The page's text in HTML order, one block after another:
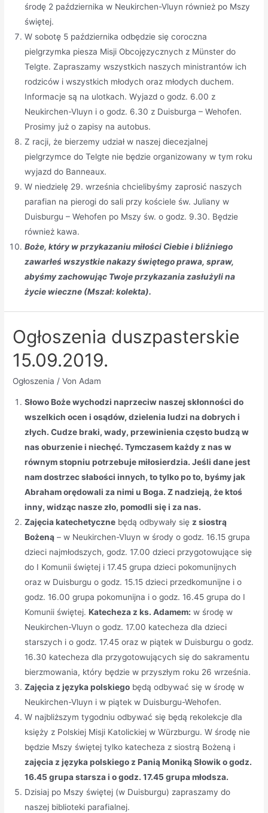
środę 2 października w Neukirchen-Vluyn również po Mszy
świętej.
W sobotę 5 października odbędzie się coroczna
pielgrzymka piesza Misji Obcojęzycznych z Münster do
Telgte. Zapraszamy wszystkich naszych ministrantów ich
rodziców i wszystkich młodych oraz młodych duchem.
Informacje są na ulotkach. Wyjazd o godz. 6.00 z
Neukirchen-Vluyn i o godz. 6.30 z Duisburga – Wehofen.
Prosimy już o zapisy na autobus.
Z racji, że bierzemy udział w naszej diecezjalnej
pielgrzymce do Telgte nie będzie organizowany w tym roku
wyjazd do Banneaux.
W niedzielę 29. września chcielibyśmy zaprosić naszych
parafian na pierogi do sali przy kościele św. Juliany w
Duisburgu – Wehofen po Mszy św. o godz. 9.30. Będzie
również kawa.
Boże, który w przykazaniu miłości Ciebie i bliźniego
zawarłeś wszystkie nakazy świętego prawa, spraw,
abyśmy zachowując Twoje przykazania zasłużyli na
życie wieczne (Mszał: kolekta).
Ogłoszenia duszpasterskie
15.09.2019.
Ogłoszenia / Von Adam
Słowo Boże wychodzi naprzeciw naszej skłonności do
wszelkich ocen i osądów, dzielenia ludzi na dobrych i
złych. Cudze braki, wady, przewinienia często budzą w
nas oburzenie i niechęć. Tymczasem każdy z nas w
równym stopniu potrzebuje miłosierdzia. Jeśli dane jest
nam dostrzec słabości innych, to tylko po to, byśmy jak
Abraham orędowali za nimi u Boga. Z nadzieją, że ktoś
inny, widząc nasze zło, pomodli się i za nas.
Zajęcia katechetyczne będą odbywały sięz siostrą
Bożeną – w Neukirchen-Vluyn w środy o godz. 16.15 grupa
dzieci najmłodszych, godz. 17.00 dzieci przygotowujące się
do I Komunii świętej i 17.45 grupa dzieci pokomunijnych
oraz w Duisburgu o godz. 15.15 dzieci przedkomunijne i o
godz. 16.00 grupa pokomunijna i o godz. 16.45 grupa do I
Komunii świętej.Katecheza z ks. Adamem: w środę w
Neukirchen-Vluyn o godz. 17.00 katecheza dla dzieci
starszych i o godz. 17.45 oraz w piątek w Duisburgu o godz.
16.30 katecheza dla przygotowujących się do sakramentu
bierzmowania, który będzie w przyszłym roku 26 września.
Zajęcia z języka polskiego będą odbywać się w środę w
Neukirchen-Vluyn i w piątek w Duisburgu-Wehofen.
W najbliższym tygodniu odbywać się będą rekolekcje dla
księży z Polskiej Misji Katolickiej w Würzburgu. W środę nie
będzie Mszy świętej tylko katecheza z siostrą Bożeną i
zajęcia z języka polskiego z Panią Moniką Słowik o godz.
16.45 grupa starsza i o godz. 17.45 grupa młodsza.
Dzisiaj po Mszy świętej (w Duisburgu) zapraszamy do
naszej biblioteki parafialnej.